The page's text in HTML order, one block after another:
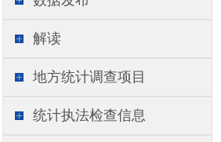
解读
地方统计调查项目
统计执法检查信息